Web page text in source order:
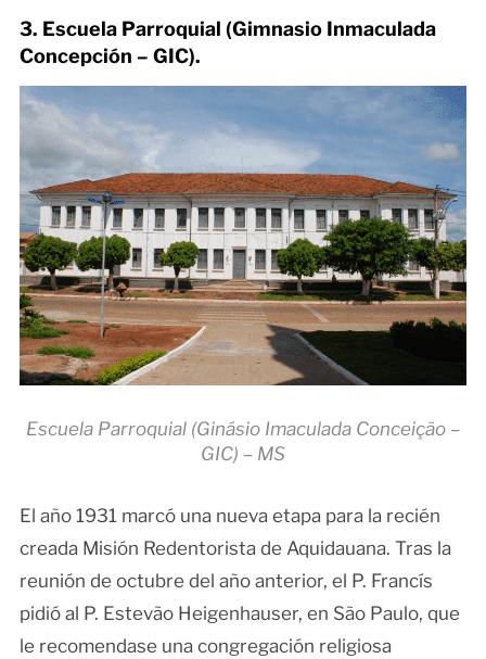
3. Escuela Parroquial (Gimnasio Inmaculada
Concepción – GIC).
Escuela Parroquial (Ginásio Imaculada Conceição –
GIC) – MS
El año 1931 marcó una nueva etapa para la recién
creada Misión Redentorista de Aquidauana. Tras la
reunión de octubre del año anterior, el P. Francís
pidió al P. Estevão Heigenhauser, en São Paulo, que
le recomendase una congregación religiosa